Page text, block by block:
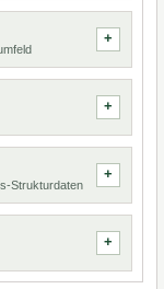
Strukturdaten